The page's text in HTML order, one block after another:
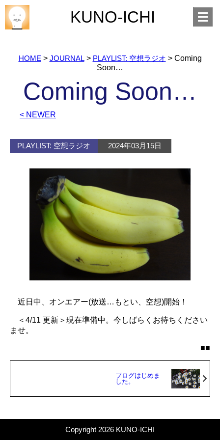
KUNO-ICHI
Open
menu
HOME > JOURNAL> PLAYLIST: 空想ラジオ > Coming
Soon…
Coming Soon…
< NEWER
PLAYLIST: 空想ラジオ 2024年03月15日
近日中、オンエアー(放送…もとい、空想)開始！
＜4/11 更新＞現在準備中。今しばらくお待ちください
ませ。
■■
ブログはじめま
した。
Copyright 2026 KUNO-ICHI